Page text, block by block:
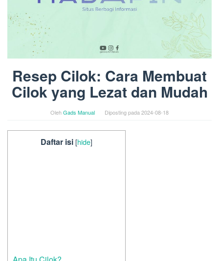
Resep Cilok: Cara Membuat
Cilok yang Lezat dan Mudah
OlehGads Manual Diposting pada 2024-08-18
Daftar isi [hide]